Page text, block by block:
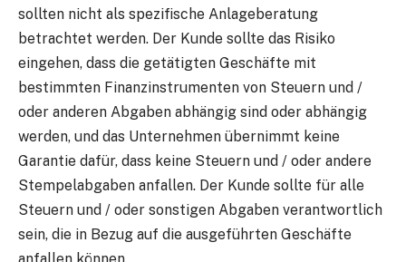
sollten nicht als spezifische Anlageberatung
betrachtet werden. Der Kunde sollte das Risiko
eingehen, dass die getätigten Geschäfte mit
bestimmten Finanzinstrumenten von Steuern und /
oder anderen Abgaben abhängig sind oder abhängig
werden, und das Unternehmen übernimmt keine
Garantie dafür, dass keine Steuern und / oder andere
Stempelabgaben anfallen. Der Kunde sollte für alle
Steuern und / oder sonstigen Abgaben verantwortlich
sein, die in Bezug auf die ausgeführten Geschäfte